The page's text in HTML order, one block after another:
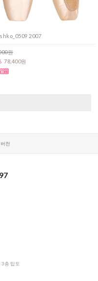
2007
원
78,400원
버전
층 탑토